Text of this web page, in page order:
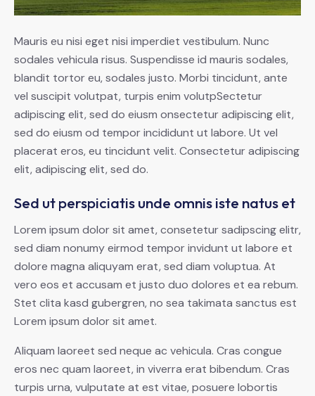
Mauris eu nisi eget nisi imperdiet vestibulum. Nunc
sodales vehicula risus. Suspendisse id mauris sodales,
blandit tortor eu, sodales justo. Morbi tincidunt, ante
vel suscipit volutpat, turpis enim volutpSectetur
adipiscing elit, sed do eiusm onsectetur adipiscing elit,
sed do eiusm od tempor incididunt ut labore. Ut vel
placerat eros, eu tincidunt velit. Consectetur adipiscing
elit, adipiscing elit, sed do.
Sed ut perspiciatis unde omnis iste natus et
Lorem ipsum dolor sit amet, consetetur sadipscing elitr,
sed diam nonumy eirmod tempor invidunt ut labore et
dolore magna aliquyam erat, sed diam voluptua. At
vero eos et accusam et justo duo dolores et ea rebum.
Stet clita kasd gubergren, no sea takimata sanctus est
Lorem ipsum dolor sit amet.
Aliquam laoreet sed neque ac vehicula. Cras congue
eros nec quam laoreet, in viverra erat bibendum. Cras
turpis urna, vulputate at est vitae, posuere lobortis